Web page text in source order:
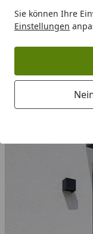
Sie können Ihre
Einstellungen
- Anthrazit